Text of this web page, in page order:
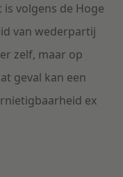
is volgens de Hoge
van wederpartij
zelf, maar op
geval kan een
ex